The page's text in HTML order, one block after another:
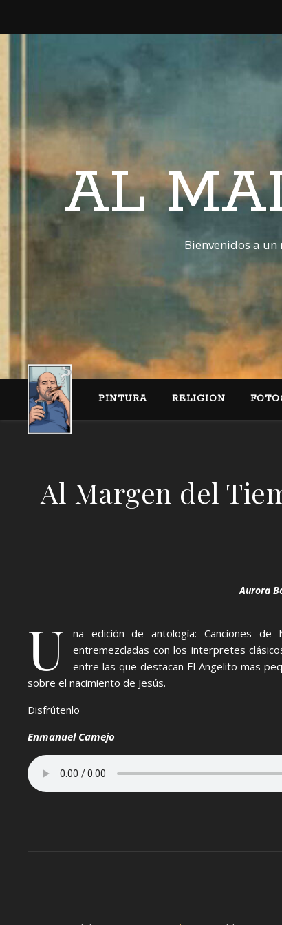
AL
Bienvenidos a
PINTURA RELIGION
Al Margen del
Aurora
U
na edición de antología: Canciones de
entremezcladas con los interpretes
entre las que destacan El Angelito mas
sobre el nacimiento de Jesús.
Disfrútenlo
Enmanuel Camejo